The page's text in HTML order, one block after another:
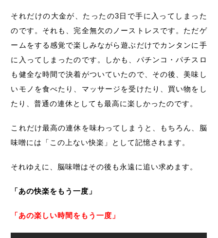
それだけの大金が、たったの3日で手に入ってしまった
のです。それも、完全無欠のノーストレスです。ただゲ
ームをする感覚で楽しみながら遊ぶだけでカンタンに手
に入ってしまったのです。しかも、パチンコ・パチスロ
も健全な時間で決着がついていたので、その後、美味し
いモノを食べたり、マッサージを受けたり、買い物をし
たり、普通の連休としても最高に楽しかったのです。
これだけ最高の連休を味わってしまうと、もちろん、脳
味噌には「この上ない快楽」として記憶されます。
それゆえに、脳味噌はその後も永遠に追い求めます。
「あの快楽をもう一度」
「あの楽しい時間をもう一度」